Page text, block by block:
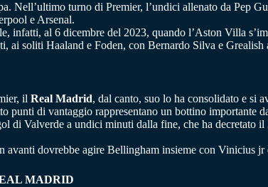
Nell’ultimo turno di Premier, l’undici allenato da Pep
e Arsenal.
infatti, al 6 dicembre del 2023, quando l’Aston Villa
ai soliti Haaland e Foden, con Bernardo Silva e
il Real Madrid, dal canto, suo lo ha consolidato e si
punti di vantaggio rappresentano un bottino importante
di Valverde a undici minuti dalla fine, che ha decretato
dovrebbe agire Bellingham insieme con Vinicius jr
MADRID